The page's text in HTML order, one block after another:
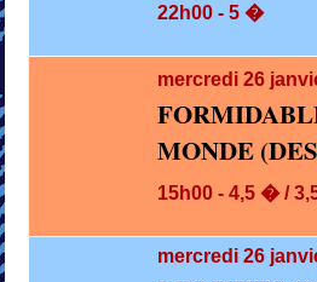
22h00 - 5 �
mercredi 26
MONDE
15h00 - 4,5 � /
mercredi 26